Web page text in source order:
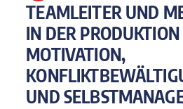
TEAMLEITER UND
IN DER PRODUKTION
MOTIVATION,
UND